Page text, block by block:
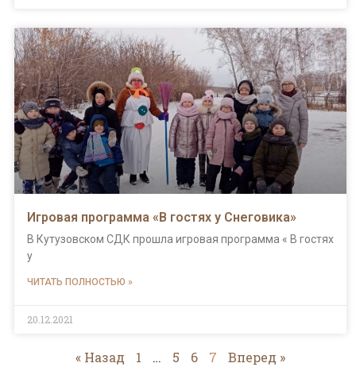
Игровая программа «В гостях у Снеговика»
В Кутузовском СДК прошла игровая программа « В гостях
у
ЧИТАТЬ ПОЛНОСТЬЮ »
20.12.2021
« Назад 1 … 5 6 7 Вперед »